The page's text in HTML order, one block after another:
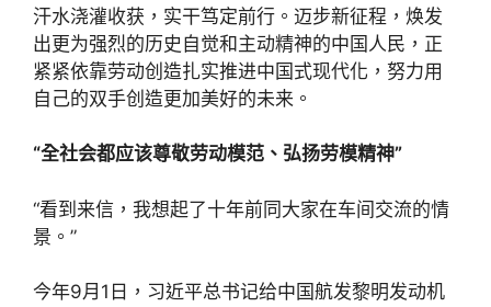
汗水浇灌收获，实干笃定前行。迈步新征程，焕发
出更为强烈的历史自觉和主动精神的中国人民，正
紧紧依靠劳动创造扎实推进中国式现代化，努力用
自己的双手创造更加美好的未来。
“全社会都应该尊敬劳动模范、弘扬劳模精神”
“看到来信，我想起了十年前同大家在车间交流的情
景。”
今年9月1日，习近平总书记给中国航发黎明发动机